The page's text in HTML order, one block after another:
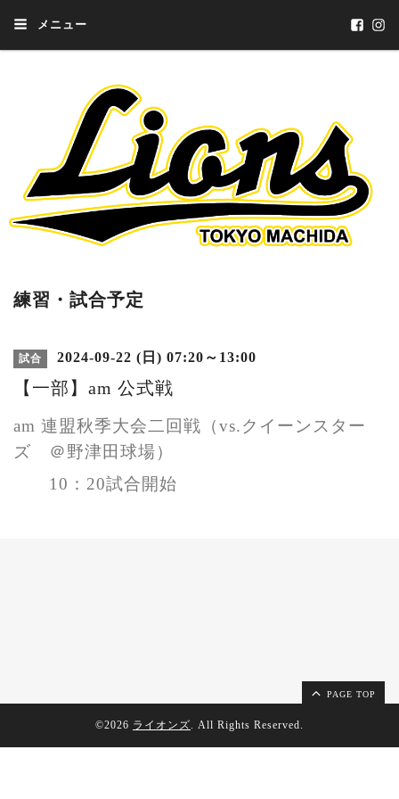
メニュー
練習・試合予定
試合 2024-09-22 (日) 07:20～13:00
【一部】am 公式戦
am 連盟秋季大会二回戦 （vs.クイーンスター
ズ ＠野津田球場）
10：20試合開始
PAGE TOP
©2026 ライオンズ. All Rights Reserved.